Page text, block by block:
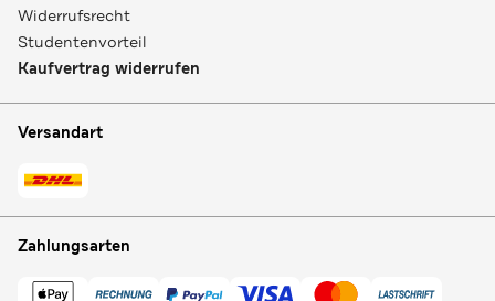
Widerrufsrecht
Studentenvorteil
Kaufvertrag widerrufen
Versandart
Zahlungsarten